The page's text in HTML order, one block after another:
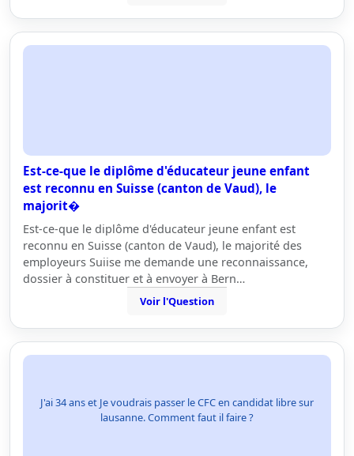
Est-ce-que le diplôme d'éducateur jeune enfant
est reconnu en Suisse (canton de Vaud), le
majorit�
Est-ce-que le diplôme d'éducateur jeune enfant est
reconnu en Suisse (canton de Vaud), le majorité des
employeurs Suiise me demande une reconnaissance,
dossier à constituer et à envoyer à Bern…
Voir l'Question
J'ai 34 ans et Je voudrais passer le CFC en candidat libre sur
lausanne. Comment faut il faire ?